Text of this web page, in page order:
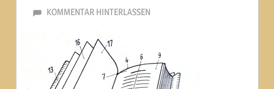
17. FEBRUAR 2015
MARTINA BERG
KOMMENTAR HINTERLASSEN